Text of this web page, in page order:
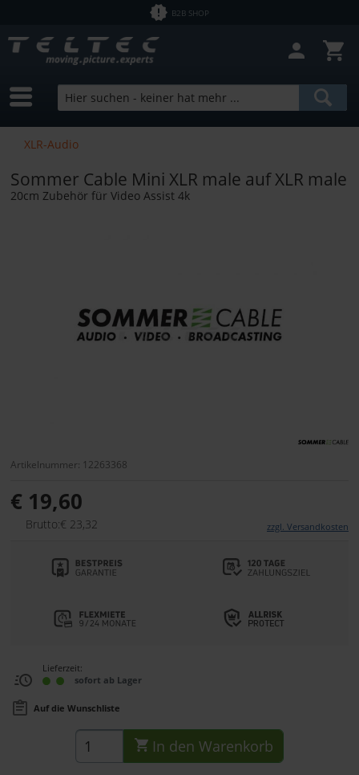
B2B SHOP
XLR-Audio
Sommer Cable Mini XLR male auf XLR male
20cm Zubehör für Video Assist 4k
Artikelnummer: 12263368
€ 19,60
Brutto:€ 23,32 zzgl. Versandkosten
Lieferzeit:
sofort ab Lager
Auf die Wunschliste
In den Warenkorb